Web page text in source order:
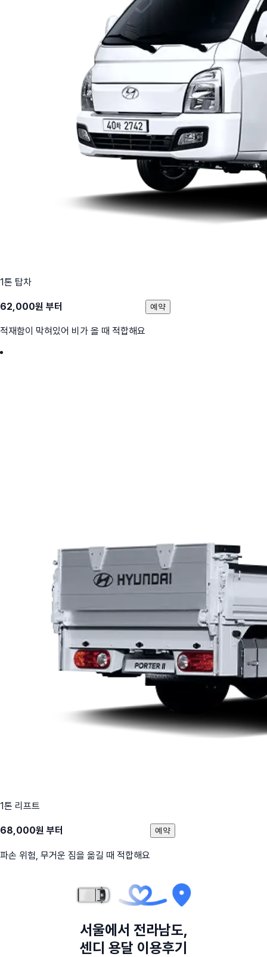
1톤 탑차
62,000원 부터
적재함이 막혀있어 비가 올 때 적합해요
예약
1톤 리프트
68,000원 부터
파손 위험, 무거운 짐을 옮길 때 적합해요
예약
서울에서 전라남도,
센디 용달 이용후기